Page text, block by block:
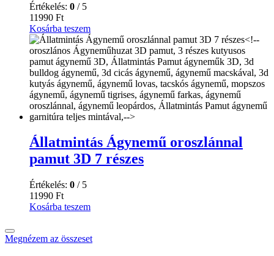
Értékelés: 0 / 5
11990 Ft
Kosárba teszem
Állatmintás Ágynemű oroszlánnal
pamut 3D 7 részes
Értékelés: 0 / 5
11990 Ft
Kosárba teszem
Megnézem az összeset